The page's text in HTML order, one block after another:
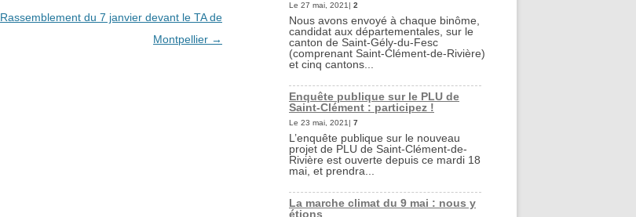
Rassemblement du 7 janvier devant le TA de
Montpellier →
Le 27 mai, 2021| 2
Nous avons envoyé à chaque binôme,
candidat aux départementales, sur le
canton de Saint-Gély-du-Fesc
(comprenant Saint-Clément-de-Rivière)
et cinq cantons...
Enquête publique sur le PLU de
Saint-Clément : participez !
Le 23 mai, 2021| 7
L’enquête publique sur le nouveau
projet de PLU de Saint-Clément-de-
Rivière est ouverte depuis ce mardi 18
mai, et prendra...
La marche climat du 9 mai : nous y
étions